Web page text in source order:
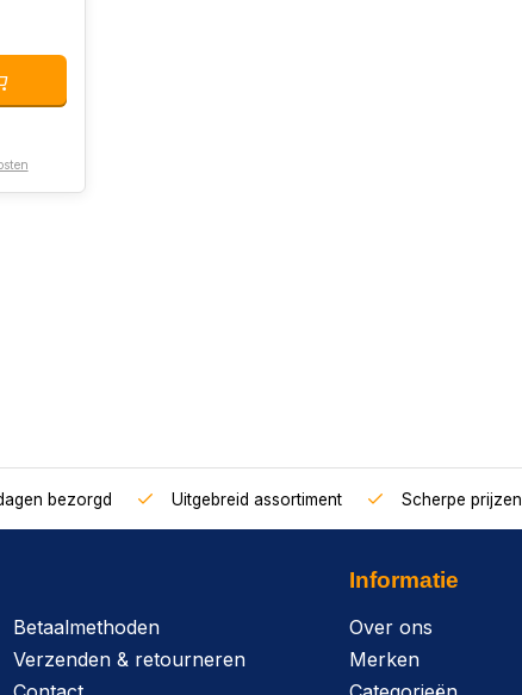
bezorgd Uitgebreid assortiment Scherpe prijzen
Betaalmethoden
Verzenden & retourneren
Informatie
Over ons
Merken